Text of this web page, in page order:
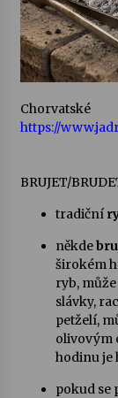
https://
BRUJET/
tradiční
někde
širokém
ryb,
slávky,
petželí,
olivovým
hodinu je
pokud se